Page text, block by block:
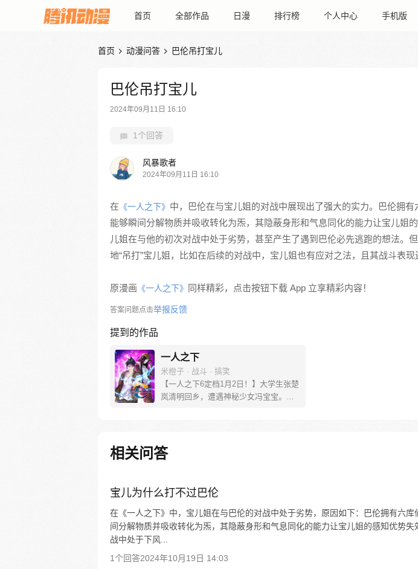
首页 全部作品 日漫 排行榜 个人中心 手机版
首页  动漫问答  巴伦吊打宝儿
巴伦吊打宝儿
2024年09月11日 16:10
1个回答
风暴歌者
2024年09月11日 16:10
在 《一人之下》 中，巴伦在与宝儿姐的对战中展现出了强大的实力。巴伦拥有
能够瞬间分解物质并吸收转化为炁，其隐蔽身形和气息同化的能力让宝儿姐
儿姐在与他的初次对战中处于劣势，甚至产生了遇到巴伦必先逃跑的想法。
地“吊打”宝儿姐，比如在后续的对战中，宝儿姐也有应对之法，且其战斗表现
原漫画 《一人之下》 同样精彩，点击按钮下载 App 立享精彩内容！
答案问题点击举报反馈
提到的作品
一人之下
米橙子 · 战斗 · 搞笑
【一人之下6定档1月2日！】大学生张楚
岚清明回乡，遭遇神秘少女冯宝宝。素
己与爷爷身上的秘密，张楚岚的生活被
彻底颠覆，与冯宝宝一同踏上“异人”之
相关问答
宝儿为什么打不过巴伦
在《一人之下》中，宝儿姐在与巴伦的对战中处于劣势，原因如下：巴伦拥有六
间分解物质并吸收转化为炁，其隐蔽身形和气息同化的能力让宝儿姐的感知优势
战中处于下风...
1个回答2024年10月19日 14:03